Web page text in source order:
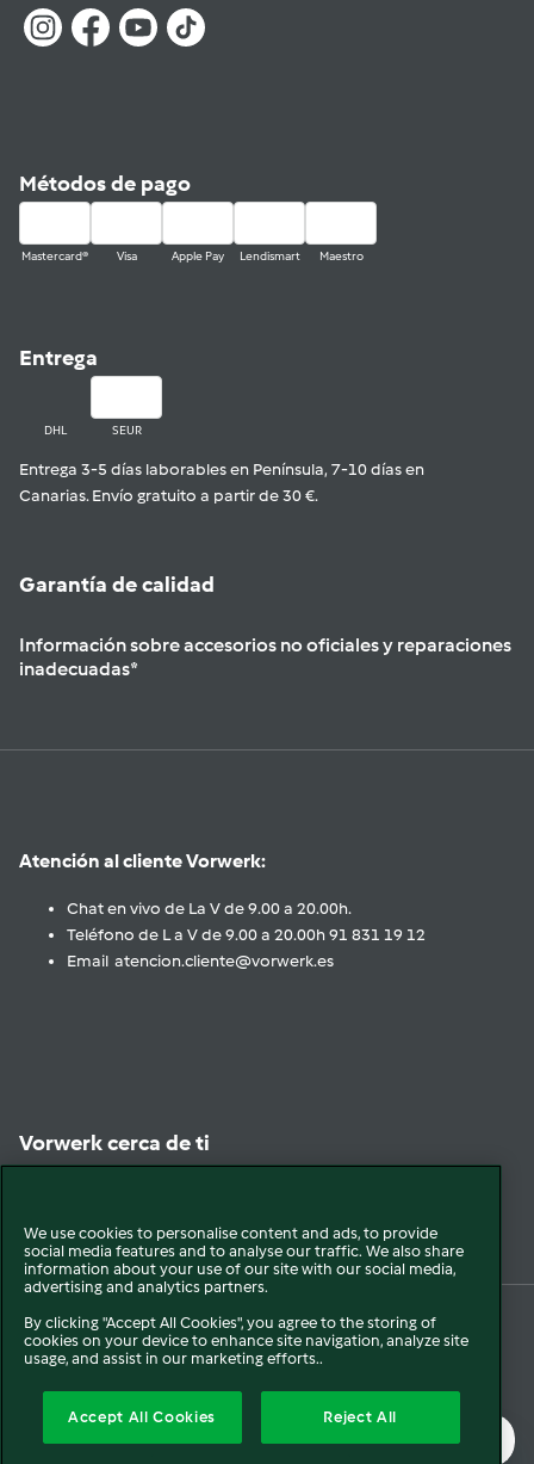
Métodos de pago
Mastercard® Visa Apple Pay Lendismart Maestro
Entrega
DHL SEUR
Entrega 3-5 días laborables en Península, 7-10 días en
Canarias. Envío gratuito a partir de 30 €.
Garantía de calidad
Información sobre accesorios no oficiales y reparaciones
inadecuadas*
Atención al cliente Vorwerk:
Chat en vivo de La V de 9.00 a 20.00h.
Teléfono de L a V de 9.00 a 20.00h 91 831 19 12
Email atencion.cliente@vorwerk.es
Vorwerk cerca de ti
© 2026 VorwerkLegal y SostenibilidadPolítica de privacidad
We use cookies to personalise content and ads, to provide
social media features and to analyse our traffic. We also share
information about your use of our site with our social media,
advertising and analytics partners.
By clicking "Accept All Cookies", you agree to the storing of
cookies on your device to enhance site navigation, analyze site
usage, and assist in our marketing efforts..
Accept All Cookies Reject All